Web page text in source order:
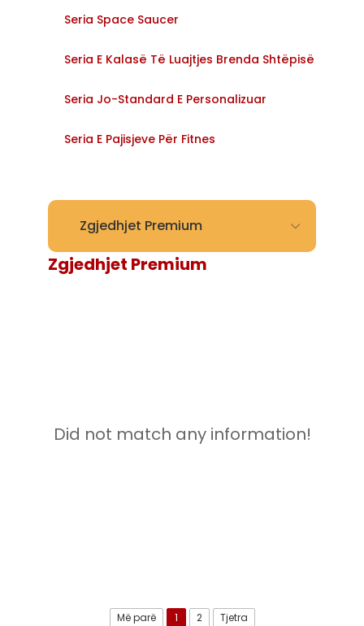
Seria Space Saucer
Seria E Kalasë Të Luajtjes Brenda Shtëpisë
Seria Jo-Standard E Personalizuar
Seria E Pajisjeve Për Fitnes
Zgjedhjet Premium
Zgjedhjet Premium
Did not match any information!
Më parë 1 2 Tjetra